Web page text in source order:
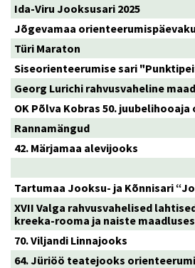
Ida-Viru Jooksusari 2025
Jõgevamaa
Türi Maraton
Siseorienteerumise sari
Georg Lurichi rahvusvaheline
OK Põlva Kobras 50.
Rannamängud
42. Märjamaa alevijooks
Tartumaa Jooksu- ja Kõnnisari
XVII Valga rahvusvahelised
kreeka-rooma ja naiste maadluses
70. Viljandi Linnajooks
64. Jüriöö teatejooks